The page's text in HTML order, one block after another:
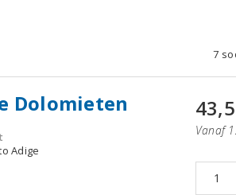
7
Dolomieten
Adige
Vanaf